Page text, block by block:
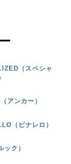
（スペシャ
アンカー）
（ピナレロ）
ック）